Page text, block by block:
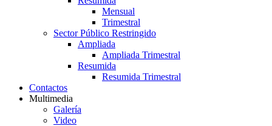
Mensual
Trimestral
Sector Público Restringido
Ampliada
Ampliada Trimestral
Resumida
Resumida Trimestral
Contactos
Multimedia
Galería
Video